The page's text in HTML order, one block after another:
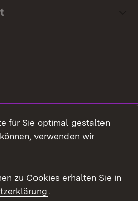
Datenschutz
für Sie optimal gestalten
verwenden wir
zu Cookies erhalten Sie in
.